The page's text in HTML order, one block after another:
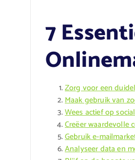
7
Zorg voor een
Maak gebruik van
Wees actief op
Creëer waardevolle
Gebruik e-
Analyseer data en